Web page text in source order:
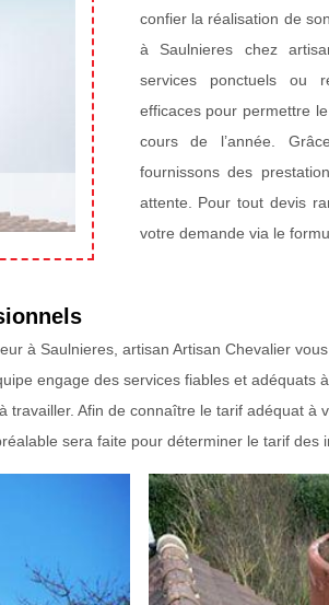
confier la réalisation de
à Saulnieres chez
services ponctuels ou
efficaces pour permettre
cours de l’année.
fournissons des
attente. Pour tout devis
votre demande via le
à Saulnieres, artisan Artisan Chevalier
engage des services fiables et adéquats
travailler. Afin de connaître le tarif adéquat à
sera faite pour déterminer le tarif des